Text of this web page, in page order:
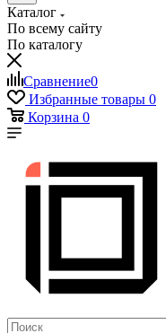
Каталог
По всему сайту
По каталогу
Сравнение0
Избранные товары 0
Корзина 0